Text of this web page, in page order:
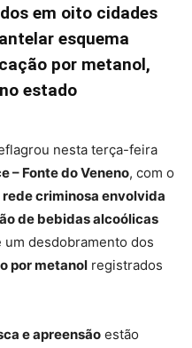
em oito cidades
esquema
por metanol,
estado
nesta terça-feira
– Fonte do Veneno, com o
criminosa envolvida
de bebidas alcoólicas
um desdobramento dos
por metanol registrados
e apreensão estão